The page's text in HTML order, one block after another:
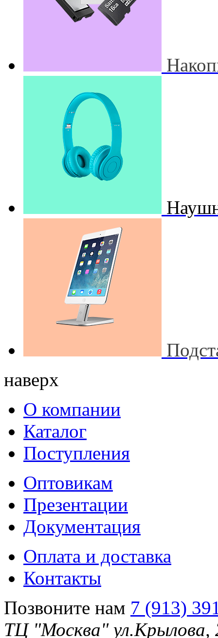
наверх
О компании
Каталог
Поступления
Оптовикам
Презентации
Документация
Оплата и доставка
Контакты
Позвоните нам 7 (913)
ТЦ "Москва"